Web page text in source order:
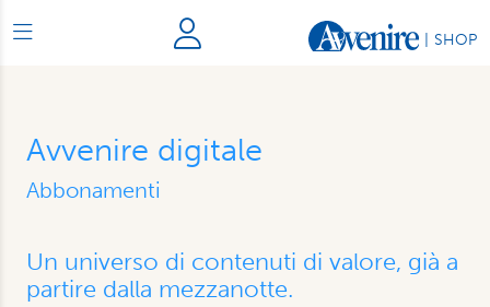
SHOP
Avvenire digitale
Abbonamenti
Un universo di contenuti di valore, già a
partire dalla mezzanotte.